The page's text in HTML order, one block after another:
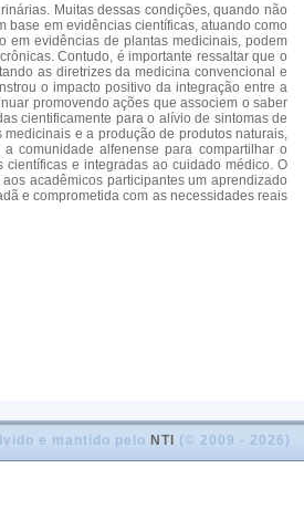
Muitas dessas condições, quando não
base em evidências científicas, atuando como
em evidências de plantas medicinais, podem
Contudo, é importante ressaltar que o
as diretrizes da medicina convencional e
o impacto positivo da integração entre a
promovendo ações que associem o saber
cientificamente para o alívio de sintomas de
e a produção de produtos naturais,
comunidade alfenense para compartilhar o
e integradas ao cuidado médico. O
acadêmicos participantes um aprendizado
e comprometida com as necessidades reais
e mantido pelo NTI (© 2009 - 2026)